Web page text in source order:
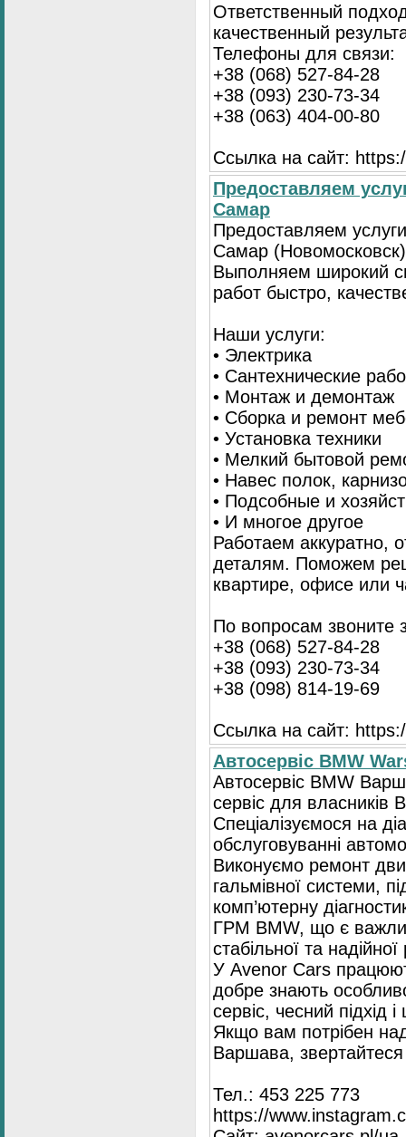
Ответственный
качественный
Телефоны для связи:
+38 (068) 527-84-28
+38 (093) 230-73-34
+38 (063) 404-00-80
Ссылка на сайт:
Предоставляем
Самар
Предоставляем
Самар
Выполняем широкий
работ быстро,
Наши услуги:
• Электрика
• Сантехнические
• Монтаж и демонтаж
• Сборка и ремонт
• Установка техники
• Мелкий бытовой
• Навес полок,
• Подсобные и
• И многое другое
Работаем аккуратно,
деталям. Поможем
квартире, офисе или
По вопросам звоните
+38 (068) 527-84-28
+38 (093) 230-73-34
+38 (098) 814-19-69
Ссылка на сайт:
Автосервіс BMW
Автосервіс BMW
сервіс для власників
Спеціалізуємося на
обслуговуванні
Виконуємо ремонт
гальмівної системи,
комп’ютерну
ГРМ BMW, що є
стабільної та
У Avenor Cars
добре знають
сервіс, чесний підхід
Якщо вам потрібен
Варшава,
Тел.: 453 225 773
https://